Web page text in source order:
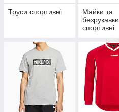
Труси спортивні
Майки та
безрукавки
спортивні